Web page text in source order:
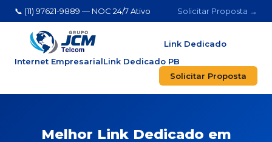
📞 (11) 97621-9889 — NOC 24/7 Ativo Solicitar Proposta →
Link Dedicado
Internet EmpresarialLink Dedicado PB
Solicitar Proposta
Melhor Link Dedicado em